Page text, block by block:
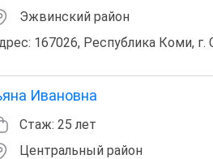
Эжвинский район
167026, Республика Коми,
Ивановна
Стаж: 25 лет
Центральный район